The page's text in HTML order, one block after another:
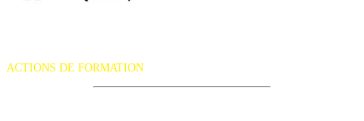
ACTIONS DE FORMATION